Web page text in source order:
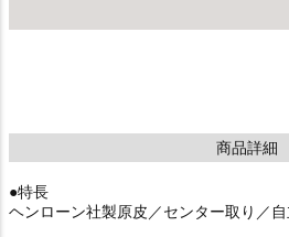
商品詳細
●特長
ヘンローン社製原皮／センター取り／自